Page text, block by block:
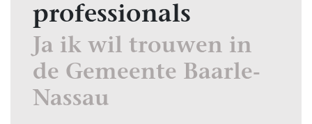
professionals
Ja ik wil trouwen in
de Gemeente Baarle-
Nassau